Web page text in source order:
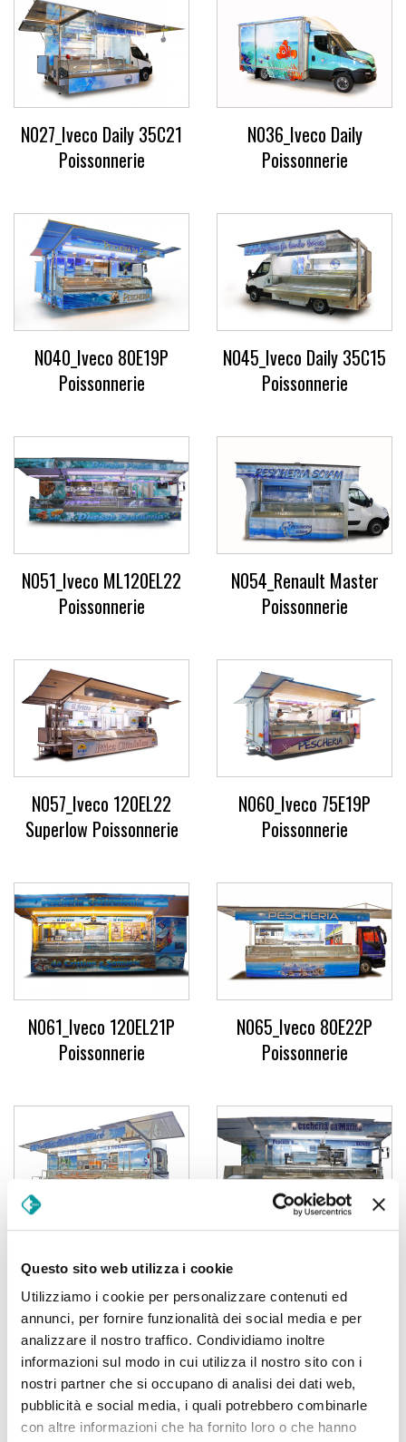
Questo sito web utilizza i cookie
Utilizziamo i cookie per personalizzare contenuti ed
annunci, per fornire funzionalità dei social media e per
analizzare il nostro traffico. Condividiamo inoltre
informazioni sul modo in cui utilizza il nostro sito con i
nostri partner che si occupano di analisi dei dati web,
pubblicità e social media, i quali potrebbero combinarle
con altre informazioni che ha fornito loro o che hanno
N027_Iveco Daily 35C21
Poissonnerie
N036_Iveco Daily
Poissonnerie
N040_Iveco 80E19P
Poissonnerie
N045_Iveco Daily 35C15
Poissonnerie
N051_Iveco ML120EL22
Poissonnerie
N054_Renault Master
Poissonnerie
N057_Iveco 120EL22
Superlow Poissonnerie
N060_Iveco 75E19P
Poissonnerie
N061_Iveco 120EL21P
Poissonnerie
N065_Iveco 80E22P
Poissonnerie
Superlow Poissonnerie
Superlow Poissonnerie